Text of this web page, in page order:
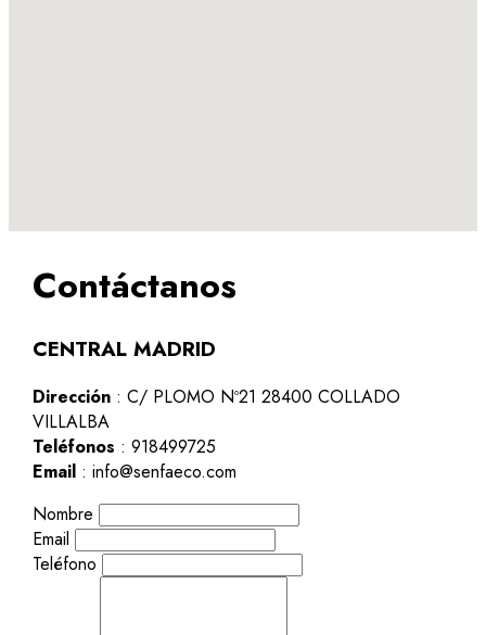
Contáctanos
CENTRAL MADRID
Dirección : C/ PLOMO Nº21 28400 COLLADO
VILLALBA
Teléfonos : 918499725
Email : info@senfaeco.com
Nombre
Email
Teléfono